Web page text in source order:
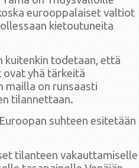
eurooppalaiset valtiot
kietoutuneita
kuitenkin todetaan, että
yhä tärkeitä
mailla on runsaasti
tilannettaan.
suhteen esitetään
tilanteen vakauttamiselle